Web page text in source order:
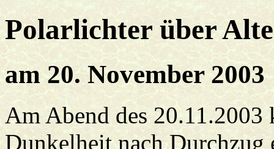
Polarlichter über
am 20. November 2003
Am Abend des
Dunkelheit nach